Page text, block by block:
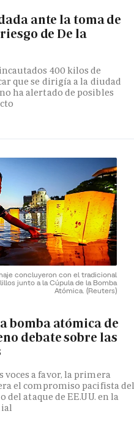
ante la toma de
de De la
400 kilos de
que se dirigía a la diudad
ha alertado de posibles
concluyeron con el tradicional
junto a la Cúpula de la Bomba
Atómica. (Reuters)
bomba atómica de
debate sobre las
a favor, la primera
el compromiso pacifista
del ataque de EE.UU. en la